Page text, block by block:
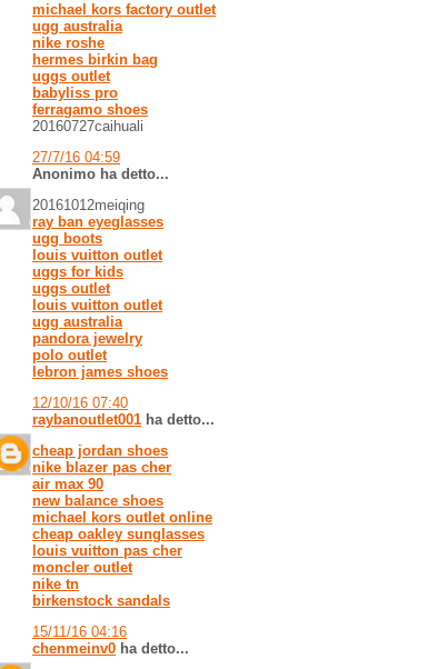
michael kors factory outlet
ugg australia
nike roshe
hermes birkin bag
uggs outlet
babyliss pro
ferragamo shoes
20160727caihuali
27/7/16 04:59
Anonimo ha detto...
20161012meiqing
ray ban eyeglasses
ugg boots
louis vuitton outlet
uggs for kids
uggs outlet
louis vuitton outlet
ugg australia
pandora jewelry
polo outlet
lebron james shoes
12/10/16 07:40
raybanoutlet001 ha detto...
cheap jordan shoes
nike blazer pas cher
air max 90
new balance shoes
michael kors outlet online
cheap oakley sunglasses
louis vuitton pas cher
moncler outlet
nike tn
birkenstock sandals
15/11/16 04:16
chenmeinv0 ha detto...